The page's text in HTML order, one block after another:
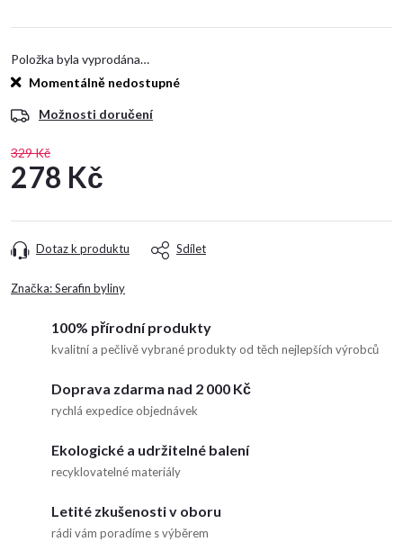
Položka byla vyprodána…
Momentálně nedostupné
Možnosti doručení
329 Kč
278 Kč
cena:
Dotaz k produktu Sdílet
Značka:Serafin byliny
100% přírodní produkty
kvalitní a pečlivě vybrané produkty od těch nejlepších výrobců
Doprava zdarma nad 2 000 Kč
rychlá expedice objednávek
Ekologické a udržitelné balení
recyklovatelné materiály
Letité zkušenosti v oboru
rádi vám poradíme s výběrem